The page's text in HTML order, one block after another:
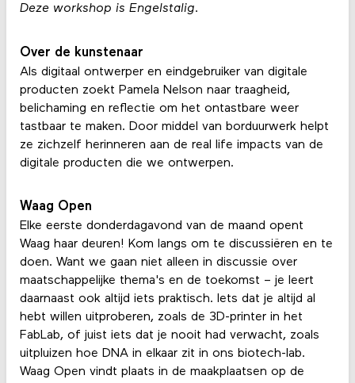
Deze workshop is Engelstalig.
Over de kunstenaar
Als digitaal ontwerper en eindgebruiker van digitale
producten zoekt Pamela Nelson naar traagheid,
belichaming en reflectie om het ontastbare weer
tastbaar te maken. Door middel van borduurwerk helpt
ze zichzelf herinneren aan de real life impacts van de
digitale producten die we ontwerpen.
Waag Open
Elke eerste donderdagavond van de maand opent
Waag haar deuren! Kom langs om te discussiëren en te
doen. Want we gaan niet alleen in discussie over
maatschappelijke thema's en de toekomst – je leert
daarnaast ook altijd iets praktisch. Iets dat je altijd al
hebt willen uitproberen, zoals de 3D-printer in het
FabLab, of juist iets dat je nooit had verwacht, zoals
uitpluizen hoe DNA in elkaar zit in ons biotech-lab.
Waag Open vindt plaats in de maakplaatsen op de